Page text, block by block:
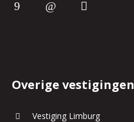
Overige vestigingen
Vestiging Limburg